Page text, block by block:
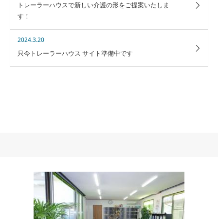
トレーラーハウスで新しい介護の形をご提案いたしま
す！
2024.3.20
只今トレーラーハウス サイト準備中です